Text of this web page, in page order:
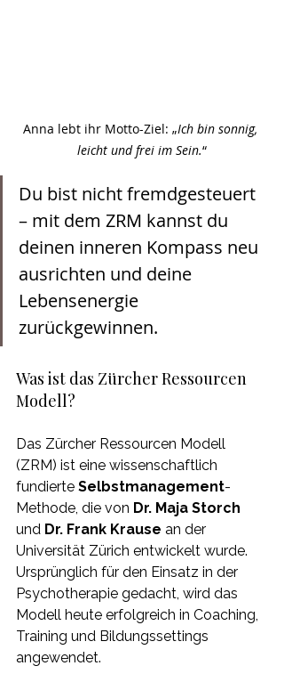
Anna lebt ihr Motto-Ziel: „Ich bin sonnig,
leicht und frei im Sein.“
Du bist nicht fremdgesteuert
– mit dem ZRM kannst du
deinen inneren Kompass neu
ausrichten und deine
Lebensenergie
zurückgewinnen.
Was ist das Zürcher Ressourcen
Modell?
Das Zürcher Ressourcen Modell
(ZRM) ist eine wissenschaftlich
fundierte Selbstmanagement-
Methode, die von Dr. Maja Storch
und Dr. Frank Krause an der
Universität Zürich entwickelt wurde.
Ursprünglich für den Einsatz in der
Psychotherapie gedacht, wird das
Modell heute erfolgreich in Coaching,
Training und Bildungssettings
angewendet.